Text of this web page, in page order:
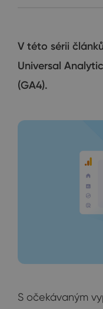
V této sérii
Universal
(GA4).
S očekávaným